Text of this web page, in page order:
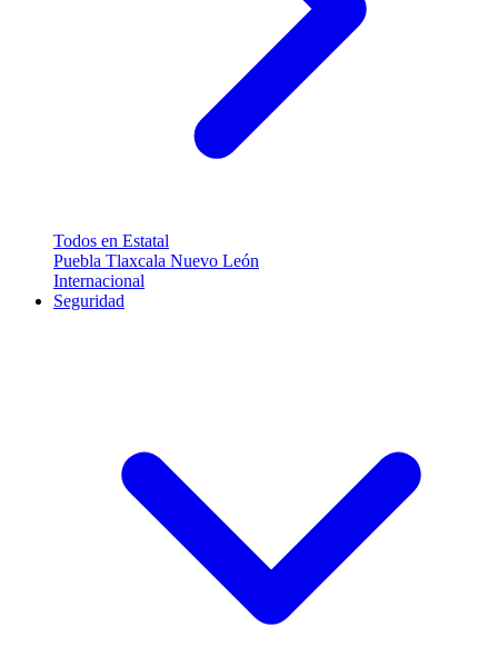
Todos en Estatal
Puebla Tlaxcala Nuevo León
Internacional
Seguridad